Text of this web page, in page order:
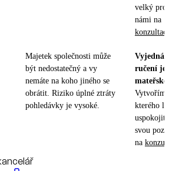
velký
námi na
Majetek společnosti může
být nedostatečný a vy
nemáte na koho jiného se
obrátit. Riziko úplné ztráty
pohledávky je vysoké.
ručení
mateřské
kterého
svou
na